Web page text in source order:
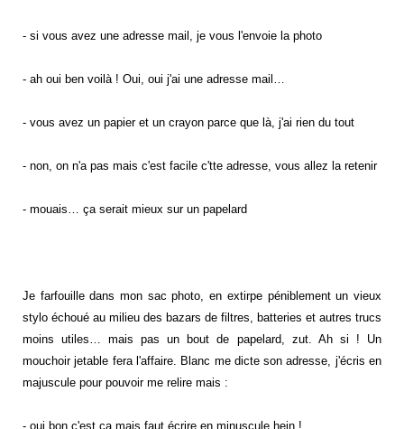
- si vous avez une adresse mail, je vous l'envoie la photo
- ah oui ben voilà ! Oui, oui j'ai une adresse mail…
- vous avez un papier et un crayon parce que là, j'ai rien du tout
- non, on n'a pas mais c'est facile c'tte adresse, vous allez la retenir
- mouais… ça serait mieux sur un papelard
Je farfouille dans mon sac photo, en extirpe péniblement un vieux
stylo échoué au milieu des bazars de filtres, batteries et autres trucs
moins utiles… mais pas un bout de papelard, zut. Ah si ! Un
mouchoir jetable fera l'affaire. Blanc me dicte son adresse, j'écris en
majuscule pour pouvoir me relire mais :
- oui bon c'est ça mais faut écrire en minuscule hein !